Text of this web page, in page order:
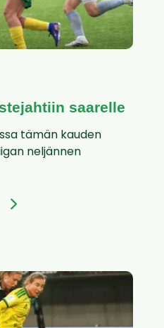
saarelle
tämän kauden
neljännen